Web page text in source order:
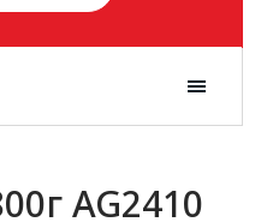
AG2410